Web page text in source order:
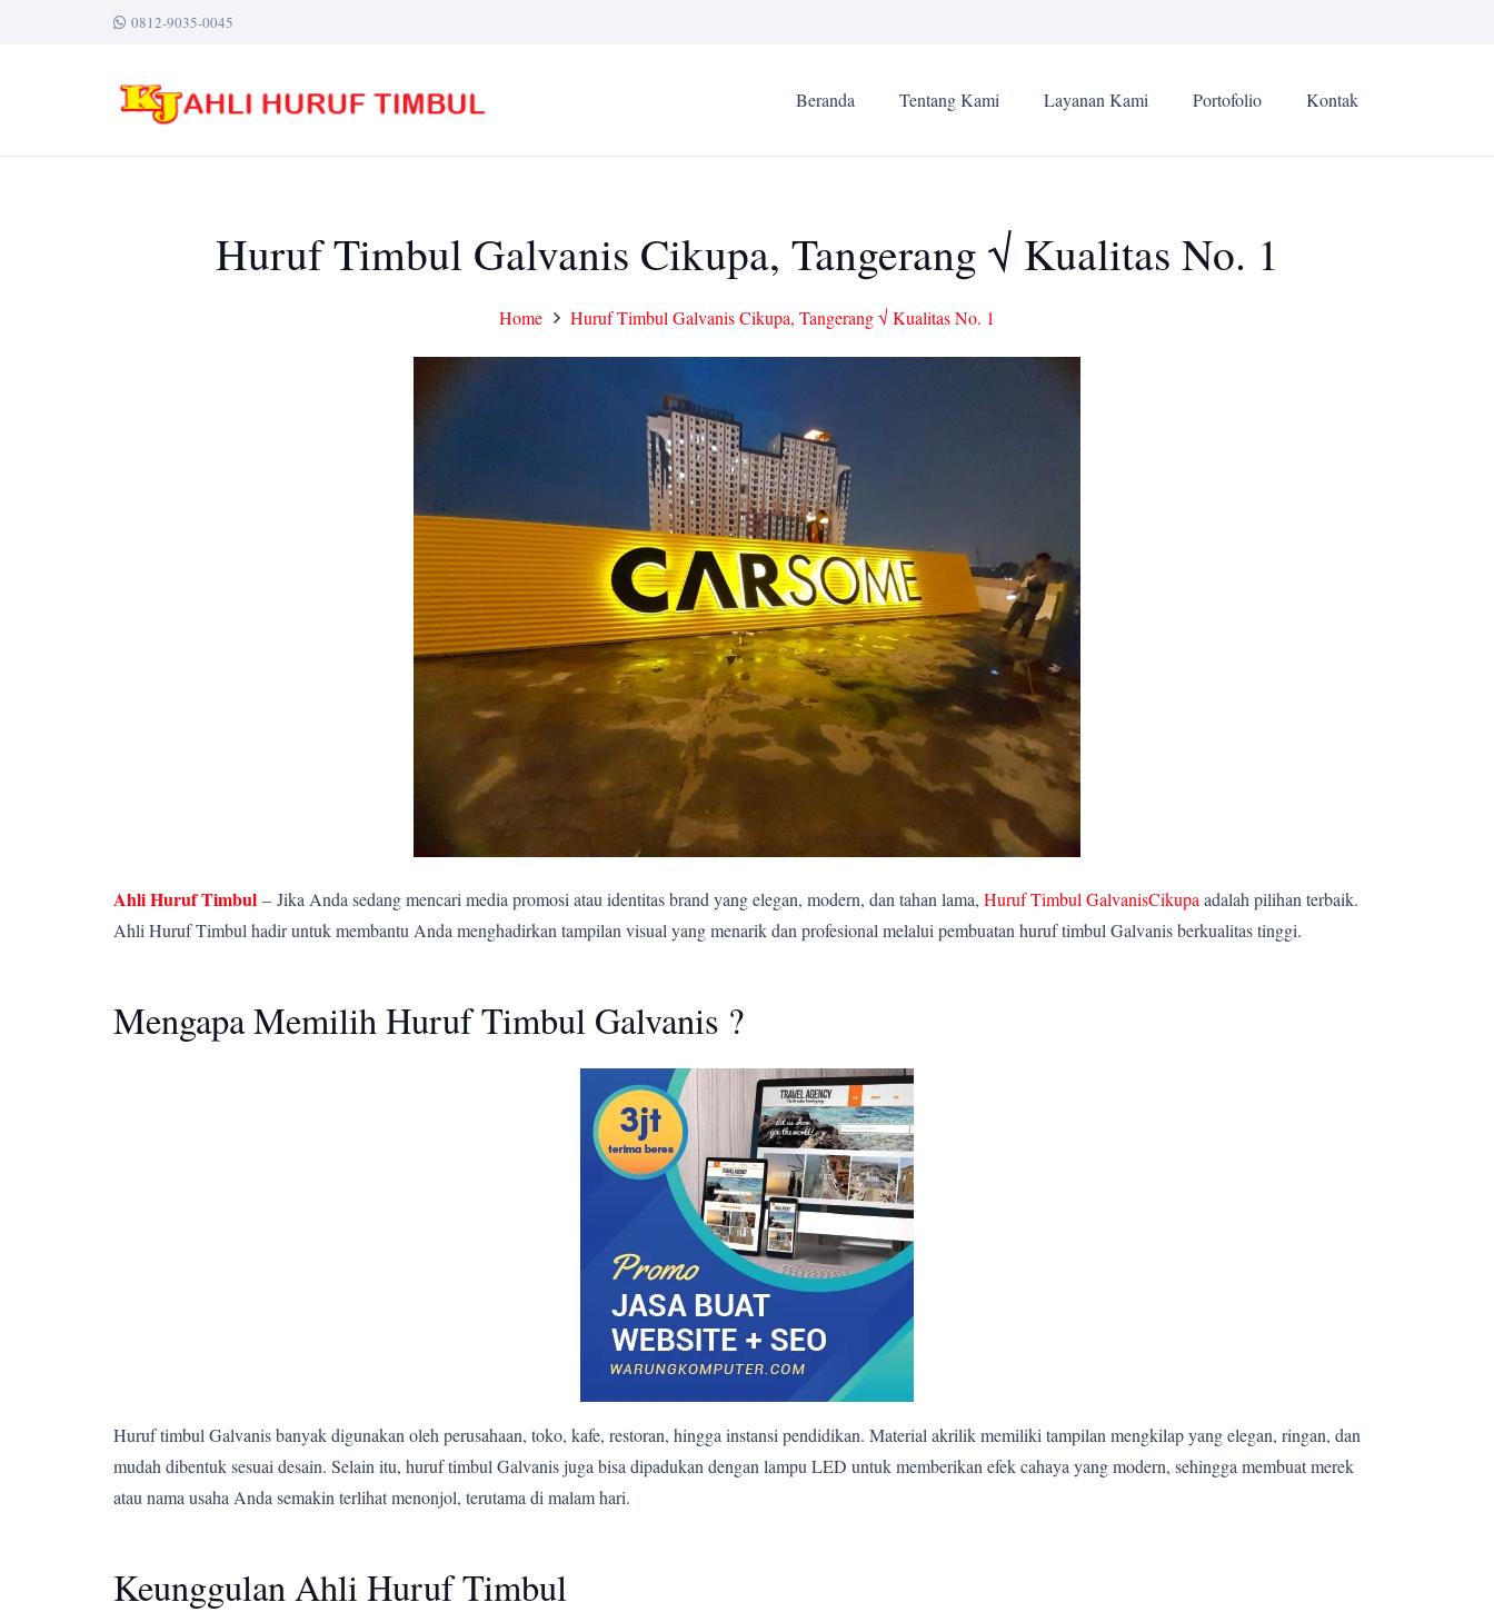
0812-9035-0045
Beranda Tentang Kami Layanan Kami Portofolio Kontak
Huruf Timbul Galvanis Cikupa, Tangerang √ Kualitas No. 1
Home Huruf Timbul Galvanis Cikupa, Tangerang √ Kualitas No. 1
Ahli Huruf Timbul – Jika Anda sedang mencari media promosi atau identitas brand yang elegan, modern, dan tahan lama, Huruf Timbul GalvanisCikupa adalah pilihan terbaik.
Ahli Huruf Timbul hadir untuk membantu Anda menghadirkan tampilan visual yang menarik dan profesional melalui pembuatan huruf timbul Galvanis berkualitas tinggi.
Mengapa Memilih Huruf Timbul Galvanis ?
Huruf timbul Galvanis banyak digunakan oleh perusahaan, toko, kafe, restoran, hingga instansi pendidikan. Material akrilik memiliki tampilan mengkilap yang elegan, ringan, dan
mudah dibentuk sesuai desain. Selain itu, huruf timbul Galvanis juga bisa dipadukan dengan lampu LED untuk memberikan efek cahaya yang modern, sehingga membuat merek
atau nama usaha Anda semakin terlihat menonjol, terutama di malam hari.
Keunggulan Ahli Huruf Timbul